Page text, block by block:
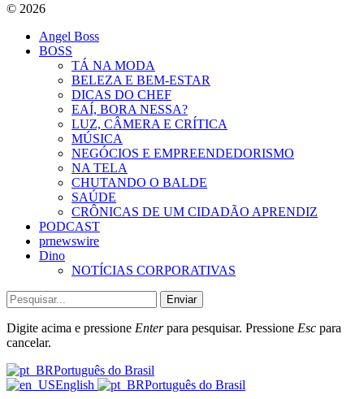
© 2026
Angel Boss
BOSS
TÁ NA MODA
BELEZA E BEM-ESTAR
DICAS DO CHEF
EAÍ, BORA NESSA?
LUZ, CÂMERA E CRÍTICA
MÚSICA
NEGÓCIOS E EMPREENDEDORISMO
NA TELA
CHUTANDO O BALDE
SAÚDE
CRÔNICAS DE UM CIDADÃO APRENDIZ
PODCAST
prnewswire
Dino
NOTÍCIAS CORPORATIVAS
Enviar
Digite acima e pressione Enterpara pesquisar. Pressione Esc para
cancelar.
Português do Brasil
English
Português do Brasil